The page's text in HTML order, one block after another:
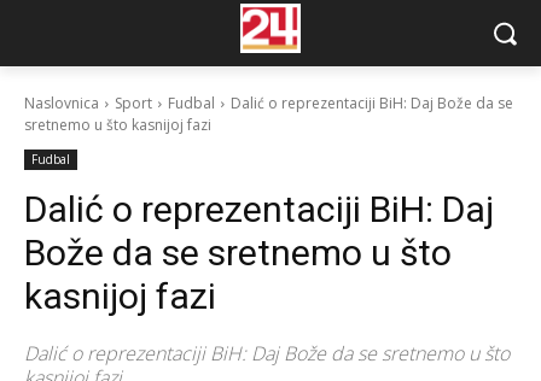
Naslovnica Sport Fudbal
Dalić o reprezentaciji BiH: Daj Bože da se
sretnemo u što kasnijoj fazi
Fudbal
Dalić o reprezentaciji BiH: Daj
Bože da se sretnemo u što
kasnijoj fazi
Dalić o reprezentaciji BiH: Daj Bože da se sretnemo u što